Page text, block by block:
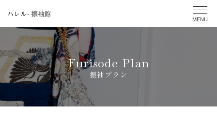
Furisode Plan
振袖プラン